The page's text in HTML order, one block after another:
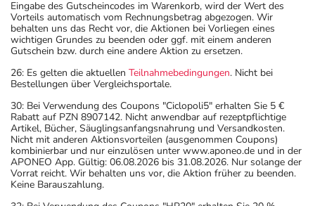
Eingabe des Gutscheincodes im Warenkorb, wird der Wert des
Vorteils automatisch vom Rechnungsbetrag abgezogen. Wir
behalten uns das Recht vor, die Aktionen bei Vorliegen eines
wichtigen Grundes zu beenden oder ggf. mit einem anderen
Gutschein bzw. durch eine andere Aktion zu ersetzen.
26: Es gelten die aktuellen Teilnahmebedingungen. Nicht bei
Bestellungen über Vergleichsportale.
30: Bei Verwendung des Coupons "Ciclopoli5" erhalten Sie 5 €
Rabatt auf PZN 8907142. Nicht anwendbar auf rezeptpflichtige
Artikel, Bücher, Säuglingsanfangsnahrung und Versandkosten.
Nicht mit anderen Aktionsvorteilen (ausgenommen Coupons)
kombinierbar und nur einzulösen unter www.aponeo.de und in der
APONEO App. Gültig: 06.08.2026 bis 31.08.2026. Nur solange der
Vorrat reicht. Wir behalten uns vor, die Aktion früher zu beenden.
Keine Barauszahlung.